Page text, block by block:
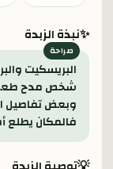
✨نبذة الزبدة
البريسكيت
شخص مدح طعم
وبعض تفاصيل
فالمكان يطلع